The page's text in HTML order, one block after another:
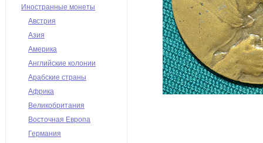
Иностранные монеты
Австрия
Азия
Америка
Английские колонии
Арабские страны
Африка
Великобритания
Восточная Европа
Германия